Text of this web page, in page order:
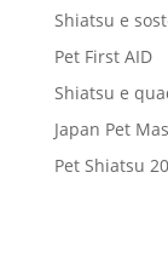
Shiatsu e
Pet First AID
Shiatsu e
Japan Pet
Pet Shiatsu